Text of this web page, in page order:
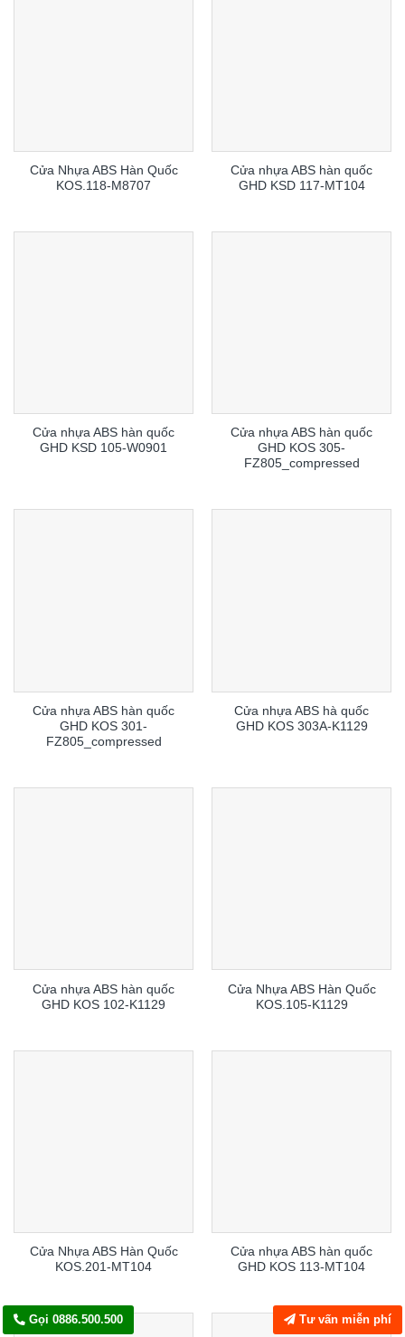
Cửa Nhựa ABS Hàn Quốc
KOS.118-M8707
Cửa nhựa ABS hàn quốc
GHD KSD 117-MT104
Cửa nhựa ABS hàn quốc
GHD KSD 105-W0901
Cửa nhựa ABS hàn quốc
GHD KOS 305-
FZ805_compressed
Cửa nhựa ABS hàn quốc
GHD KOS 301-
FZ805_compressed
Cửa nhựa ABS hà quốc
GHD KOS 303A-K1129
Cửa nhựa ABS hàn quốc
GHD KOS 102-K1129
Cửa Nhựa ABS Hàn Quốc
KOS.105-K1129
Cửa Nhựa ABS Hàn Quốc
KOS.201-MT104
Cửa nhựa ABS hàn quốc
GHD KOS 113-MT104
Gọi 0886.500.500 Tư vấn miễn phí